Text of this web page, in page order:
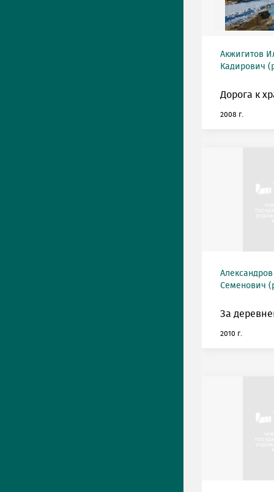
Акжигитов
Кадирович
Дорога к
2008 г.
Семенович
За
2010 г.